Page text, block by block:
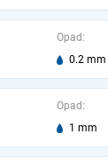
Opad:
0.2 mm
Opad:
1 mm